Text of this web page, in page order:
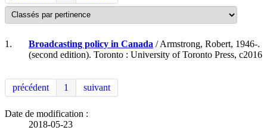
1. Broadcasting policy in Canada / Armstrong, Robert, 1946-.
(second edition). Toronto : University of Toronto Press, c2016
précédent 1 suivant
Date de modification :
2018-05-23